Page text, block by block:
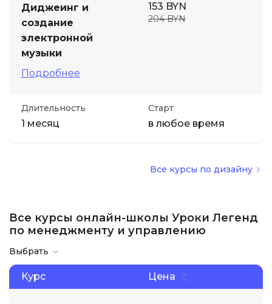
Диджеинг и
создание
электронной
музыки
Подробнее
153 BYN
204 BYN
Длительность
1 месяц
Старт
в любое время
Все курсы по дизайну
Все курсы онлайн-школы Уроки Легенд
по менеджменту и управлению
Выбрать
Курс Цена